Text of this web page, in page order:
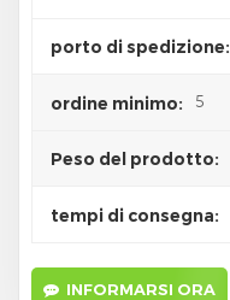
porto di spedizione:
ordine minimo: 5
Peso del prodotto:
tempi di consegna:
INFORMARSI ORA